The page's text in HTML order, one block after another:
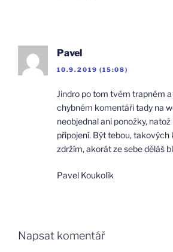
Pavel
10.9.2019 (15:08)
Jindro po tom tvém trapném
chybném komentáři tady na
neobjednal ani ponožky,
připojení. Být tebou, takových
zdržím, akorát ze sebe děláš
Pavel Koukolík
Napsat komentář